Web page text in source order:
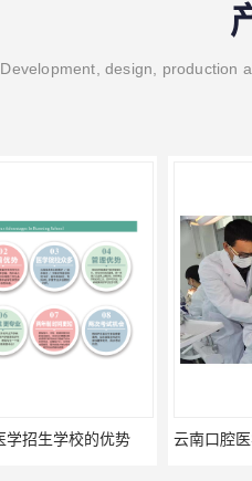
Development, design, production